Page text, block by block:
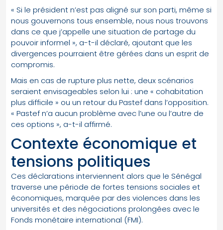
« Si le président n’est pas aligné sur son parti, même si
nous gouvernons tous ensemble, nous nous trouvons
dans ce que j’appelle une situation de partage du
pouvoir informel », a-t-il déclaré, ajoutant que les
divergences pourraient être gérées dans un esprit de
compromis.
Mais en cas de rupture plus nette, deux scénarios
seraient envisageables selon lui : une « cohabitation
plus difficile » ou un retour du Pastef dans l’opposition.
« Pastef n’a aucun problème avec l’une ou l’autre de
ces options », a-t-il affirmé.
Contexte économique et
tensions politiques
Ces déclarations interviennent alors que le Sénégal
traverse une période de fortes tensions sociales et
économiques, marquée par des violences dans les
universités et des négociations prolongées avec le
Fonds monétaire international (FMI).